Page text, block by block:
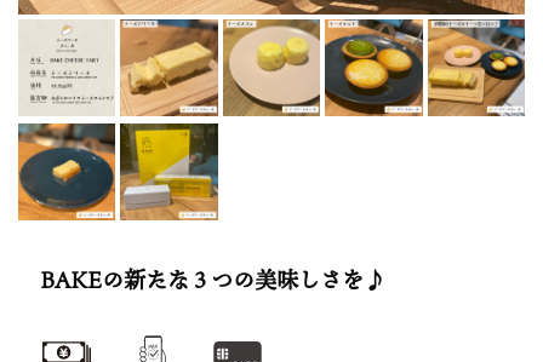
BAKEの新たな３つの美味しさを♪